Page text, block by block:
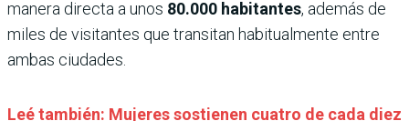
manera directa a unos 80.000 habitantes, además de
miles de visitantes que transitan habitualmente entre
ambas ciudades.
Leé también: Mujeres sostienen cuatro de cada diez